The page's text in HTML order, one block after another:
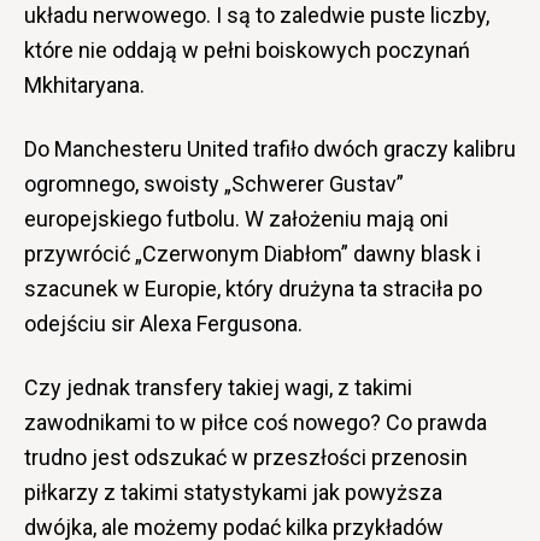
układu nerwowego. I są to zaledwie puste liczby,
które nie oddają w pełni boiskowych poczynań
Mkhitaryana.
Do Manchesteru United trafiło dwóch graczy kalibru
ogromnego, swoisty „Schwerer Gustav”
europejskiego futbolu. W założeniu mają oni
przywrócić „Czerwonym Diabłom” dawny blask i
szacunek w Europie, który drużyna ta straciła po
odejściu sir Alexa Fergusona.
Czy jednak transfery takiej wagi, z takimi
zawodnikami to w piłce coś nowego? Co prawda
trudno jest odszukać w przeszłości przenosin
piłkarzy z takimi statystykami jak powyższa
dwójka, ale możemy podać kilka przykładów